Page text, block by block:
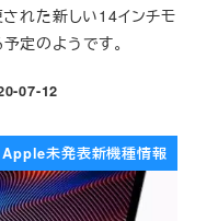
れた新しい14インチモ
定のようです。
日
07-12
Apple未発表新機種情報